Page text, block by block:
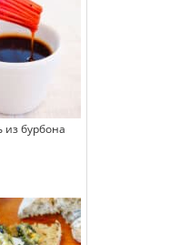
из бурбона